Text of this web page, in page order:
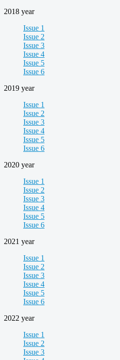
2018 year
Issue 1
Issue 2
Issue 3
Issue 4
Issue 5
Issue 6
2019 year
Issue 1
Issue 2
Issue 3
Issue 4
Issue 5
Issue 6
2020 year
Issue 1
Issue 2
Issue 3
Issue 4
Issue 5
Issue 6
2021 year
Issue 1
Issue 2
Issue 3
Issue 4
Issue 5
Issue 6
2022 year
Issue 1
Issue 2
Issue 3